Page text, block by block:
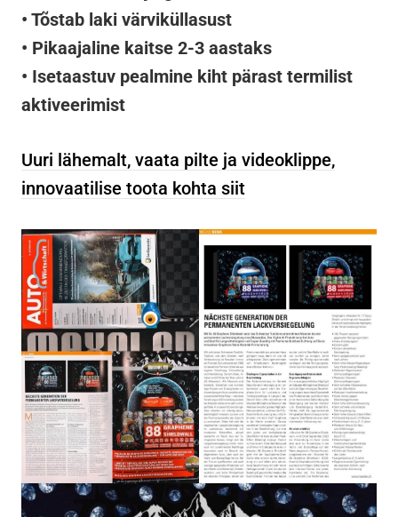
• Tõstab laki värviküllasust
• Pikaajaline kaitse 2-3 aastaks
• Isetaastuv pealmine kiht pärast termilist
aktiveerimist
Uuri lähemalt, vaata pilte ja videoklippe,
innovaatilise toota kohta siit